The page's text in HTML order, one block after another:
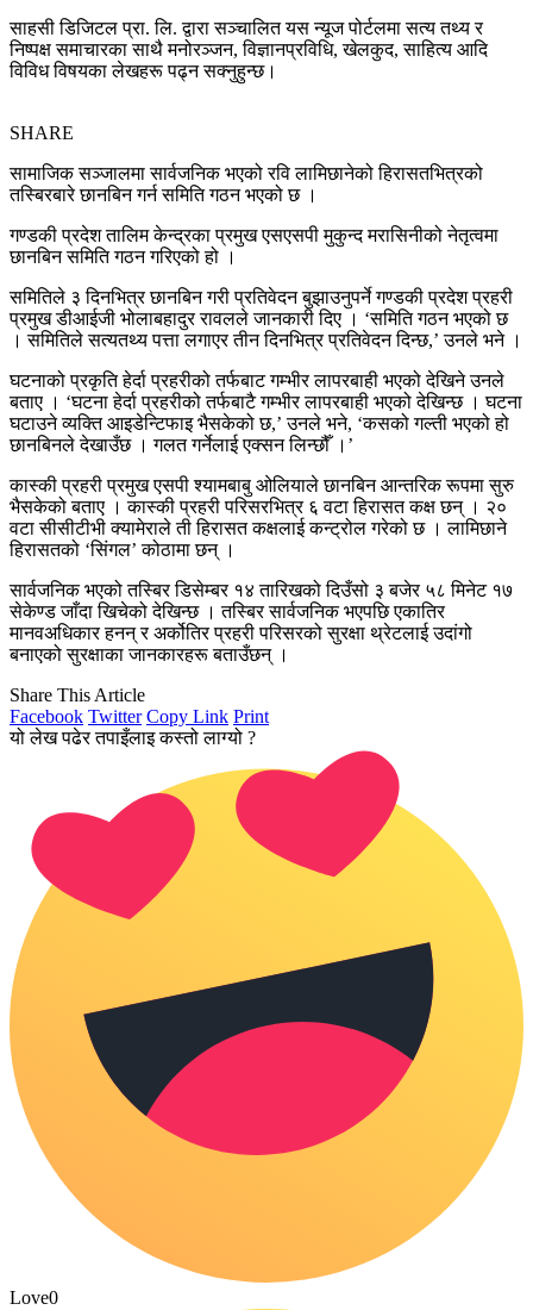
साहसी डिजिटल प्रा. लि. द्वारा सञ्चालित यस न्यूज पोर्टलमा सत्य तथ्य र
निष्पक्ष समाचारका साथै मनोरञ्जन, विज्ञानप्रविधि, खेलकुद, साहित्य आदि
विविध विषयका लेखहरू पढ्न सक्नुहुन्छ।
SHARE
सामाजिक सञ्जालमा सार्वजनिक भएको रवि लामिछानेको हिरासतभित्रको
तस्बिरबारे छानबिन गर्न समिति गठन भएको छ ।
गण्डकी प्रदेश तालिम केन्द्रका प्रमुख एसएसपी मुकुन्द मरासिनीको नेतृत्वमा
छानबिन समिति गठन गरिएको हो ।
समितिले ३ दिनभित्र छानबिन गरी प्रतिवेदन बुझाउनुपर्ने गण्डकी प्रदेश प्रहरी
प्रमुख डीआईजी भोलाबहादुर रावलले जानकारी दिए । ‘समिति गठन भएको छ
। समितिले सत्यतथ्य पत्ता लगाएर तीन दिनभित्र प्रतिवेदन दिन्छ,’ उनले भने ।
घटनाको प्रकृति हेर्दा प्रहरीको तर्फबाट गम्भीर लापरबाही भएको देखिने उनले
बताए । ‘घटना हेर्दा प्रहरीको तर्फबाटै गम्भीर लापरबाही भएको देखिन्छ । घटना
घटाउने व्यक्ति आइडेन्टिफाइ भैसकेको छ,’ उनले भने, ‘कसको गल्ती भएको हो
छानबिनले देखाउँछ । गलत गर्नेलाई एक्सन लिन्छौँ ।’
कास्की प्रहरी प्रमुख एसपी श्यामबाबु ओलियाले छानबिन आन्तरिक रूपमा सुरु
भैसकेको बताए । कास्की प्रहरी परिसरभित्र ६ वटा हिरासत कक्ष छन् । २०
वटा सीसीटीभी क्यामेराले ती हिरासत कक्षलाई कन्ट्रोल गरेको छ । लामिछाने
हिरासतको ‘सिंगल’ कोठामा छन् ।
सार्वजनिक भएको तस्बिर डिसेम्बर १४ तारिखको दिउँसो ३ बजेर ५८ मिनेट १७
सेकेण्ड जाँदा खिचेको देखिन्छ । तस्बिर सार्वजनिक भएपछि एकातिर
मानवअधिकार हनन् र अर्कोतिर प्रहरी परिसरको सुरक्षा थ्रेटलाई उदांगो
बनाएको सुरक्षाका जानकारहरू बताउँछन् ।
Share This Article
Facebook Twitter Copy Link Print
यो लेख पढेर तपाइँलाइ कस्तो लाग्यो ?
Love0